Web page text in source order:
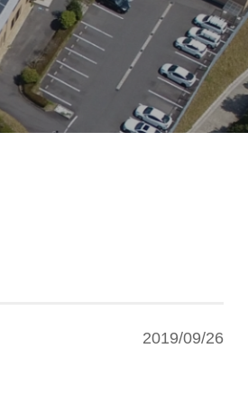
2019/09/26